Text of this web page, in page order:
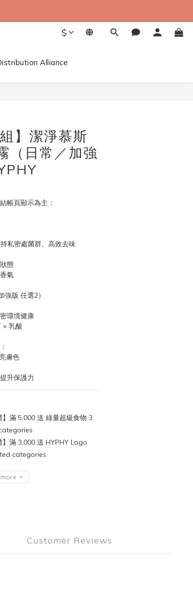
$
Alliance
】潔淨慕斯
（日常／加強
帳頁顯示為主：
私密處菌群、高效去味
態
氣
強版 任選2）
環境健康
× 乳酸
膚色
升保護力
滿 5,000 送 綠量超級食物 3
滿 3,000 送 HYPHY Logo
categories
Customer Reviews